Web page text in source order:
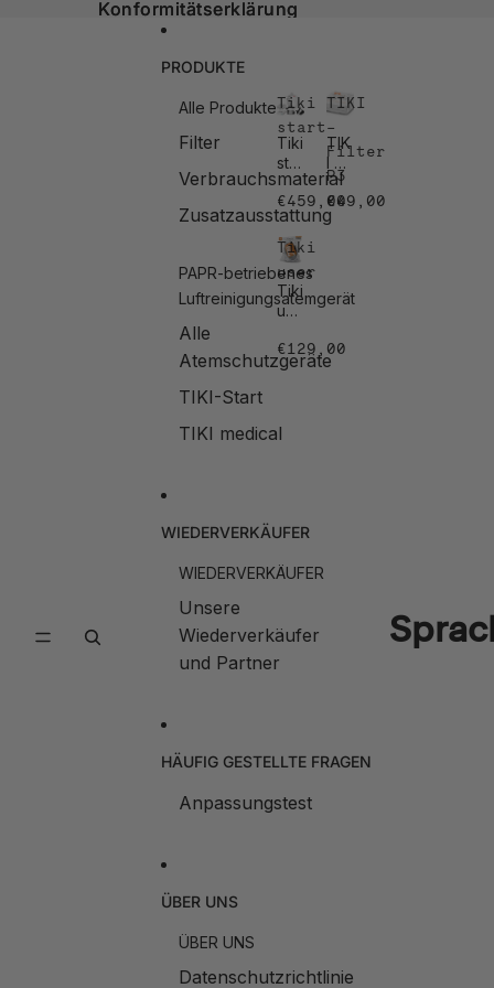
Konformitätserklärung
Konformitätserklärung
PRODUKTE
Alle Produkte
Filter
Verbrauchsmaterial
Zusatzausstattung
PAPR-betriebenes
Luftreinigungsatemgerät
Alle
Atemschutzgeräte
TIKI-Start
TIKI medical
Tiki
start
Tiki
star
t
€459,00
TIKI
–
Filter
P3
TIK
I –
Filt
er
P3
€49,00
Tiki
user
Tiki
use
€129,00
WIEDERVERKÄUFER
WIEDERVERKÄUFER
Unsere
Wiederverkäufer
und Partner
HÄUFIG GESTELLTE FRAGEN
Anpassungstest
ÜBER UNS
ÜBER UNS
Datenschutzrichtlinie